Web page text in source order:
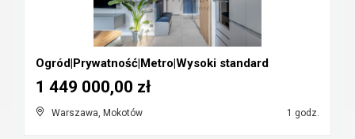
Ogród|Prywatność|Metro|Wysoki standard
Warszawa, Mokotów 1 godz.
1 449 000,00 zł